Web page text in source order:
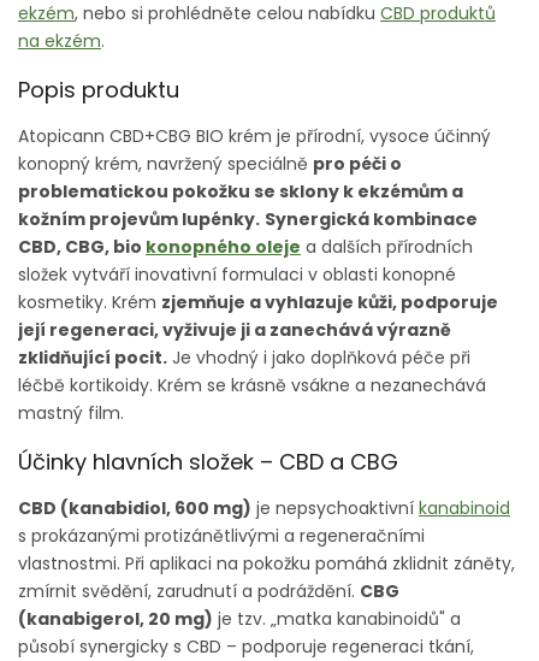
ekzém, nebo si prohlédněte celou nabídku CBD produktů
na ekzém.
Popis produktu
Atopicann CBD+CBG BIO krém je přírodní, vysoce účinný
konopný krém, navržený speciálně pro péči o
problematickou pokožku se sklony k ekzémům a
kožním projevům lupénky. Synergická kombinace
CBD, CBG, bio konopného oleje a dalších přírodních
složek vytváří inovativní formulaci v oblasti konopné
kosmetiky. Krém zjemňuje a vyhlazuje kůži, podporuje
její regeneraci, vyživuje ji a zanechává výrazně
zklidňující pocit. Je vhodný i jako doplňková péče při
léčbě kortikoidy. Krém se krásně vsákne a nezanechává
mastný film.
Účinky hlavních složek – CBD a CBG
CBD (kanabidiol, 600 mg) je nepsychoaktivní kanabinoid
s prokázanými protizánětlivými a regeneračními
vlastnostmi. Při aplikaci na pokožku pomáhá zklidnit záněty,
zmírnit svědění, zarudnutí a podráždění. CBG
(kanabigerol, 20 mg) je tzv. „matka kanabinoidů" a
působí synergicky s CBD – podporuje regeneraci tkání,